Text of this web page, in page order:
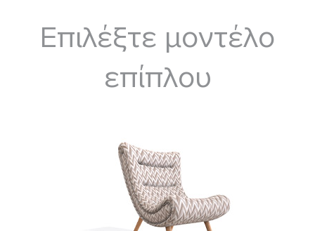
Eπιλέξτε μοντέλο
επίπλου